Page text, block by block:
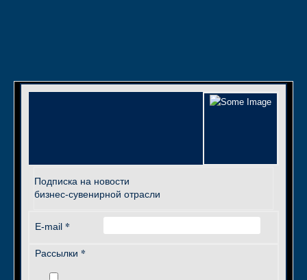
Подписка на новости
бизнес-сувенирной отрасли
E-mail *
Рассылки *